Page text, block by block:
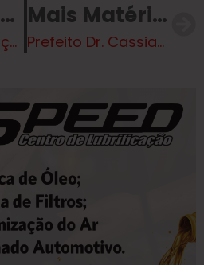
Veja Também
Tribunal de Justiça leiloa sucatas de motocicletas e mobiletes
Mais Matérias
Prefeito Dr. Cassiano entrega 27 títulos de regularização fundiária de imóveis em Três Lagoas